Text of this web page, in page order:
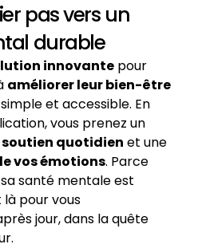
pas vers un
durable
innovante pour
améliorer leur bien-être
et accessible. En
vous prenez un
soutien quotidien et une
vos émotions. Parce
santé mentale est
pour vous
jour, dans la quête